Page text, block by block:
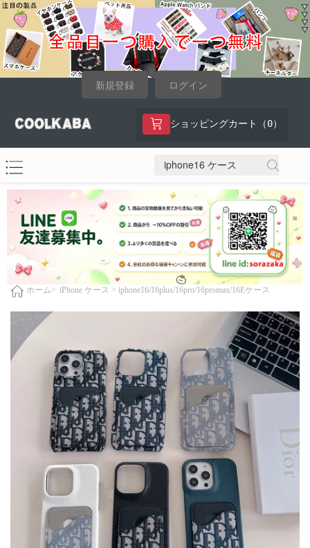
新規登録 ログイン
ショッピングカート（ 0）
ホーム> iPhone ケース > iphone16/16plus/16pro/16promax/16Eケース